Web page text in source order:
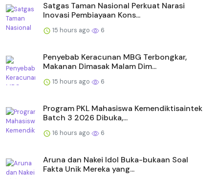
Satgas Taman Nasional Perkuat Narasi
Inovasi Pembiayaan Kons...
15 hours ago 6
Penyebab Keracunan MBG Terbongkar,
Makanan Dimasak Malam Dim...
15 hours ago 6
Program PKL Mahasiswa Kemendiktisaintek
Batch 3 2026 Dibuka,...
16 hours ago 6
Aruna dan Nakei Idol Buka-bukaan Soal
Fakta Unik Mereka yang...